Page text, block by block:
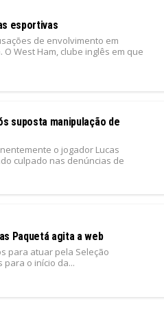
esportivas
de envolvimento em
West Ham, clube inglês em que
suposta manipulação de
o jogador Lucas
culpado nas denúncias de
Paquetá agita a web
para atuar pela Seleção
para o início da...